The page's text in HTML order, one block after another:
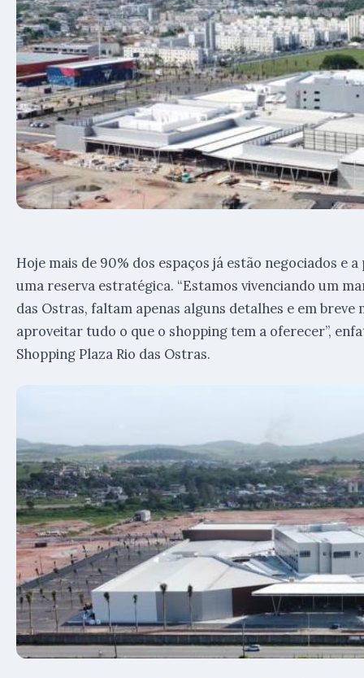
Hoje mais de 90% dos espaços já estão negociados e
uma reserva estratégica. “Estamos vivenciando um
das Ostras, faltam apenas alguns detalhes e em
aproveitar tudo o que o shopping tem a oferecer”,
Shopping Plaza Rio das Ostras.